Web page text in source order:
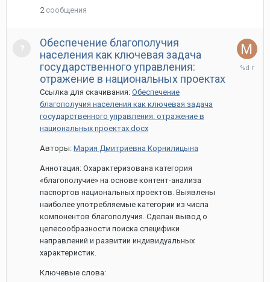
2 сообщения
Обеспечение благополучия
населения как ключевая задача
государственного управления:
отражение в национальных проектах
Ссылка для скачивания: Обеспечение
благополучия населения как ключевая задача
государственного управления: отражение в
национальных проектах.docx
Авторы: Мария Дмитриевна Корнилицына
Аннотация: Охарактеризована категория
«благополучие» на основе контент-анализа
паспортов национальных проектов. Выявлены
наиболее употребляемые категории из числа
компонентов благополучия. Сделан вывод о
целесообразности поиска специфики
направлений и развитии индивидуальных
характеристик.
Ключевые слова:
27